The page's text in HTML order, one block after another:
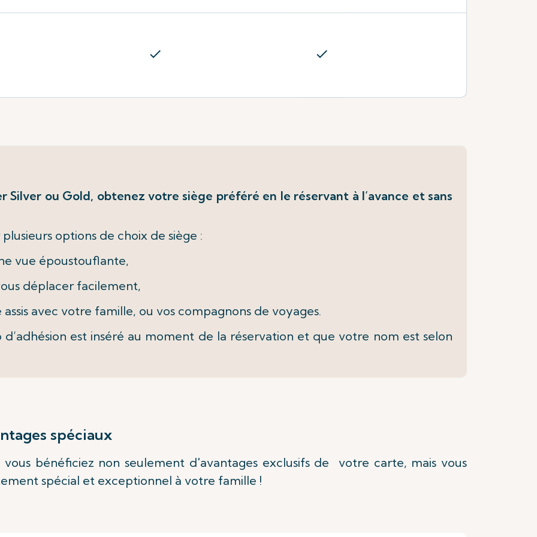
check check
ou Gold, obtenez votre siège préféré en le réservant à l’avance et sans
options de choix de siège :
vue époustouflante,
déplacer facilement,
avec votre famille, ou vos compagnons de voyages.
est inséré au moment de la réservation et que votre nom est selon
spéciaux
bénéficiez non seulement d'avantages exclusifs de votre carte, mais vous
spécial et exceptionnel à votre famille !